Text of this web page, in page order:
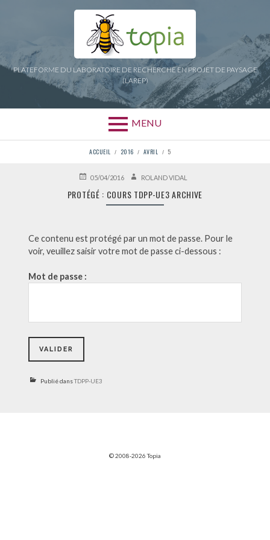
PLATEFORME DU LABORATOIRE DE RECHERCHE EN PROJET DE PAYSAGE
(LAREP)
MENU
D'ARIANE
ACCUEIL 2016 AVRIL 5
PUBLIÉ05/04/2016 AUTEURROLAND VIDAL
PROTÉGÉ : COURS TDPP-UE3 ARCHIVE
Ce contenu est protégé par un mot de passe. Pour le
voir, veuillez saisir votre mot de passe ci-dessous :
Mot de passe :
Publié dansTDPP-UE3
© 2008-2026 Topia